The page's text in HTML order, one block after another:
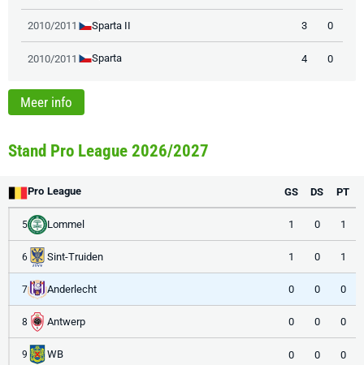
2010/2011 Sparta II 3 0
2010/2011 Sparta 4 0
Meer info
Stand Pro League 2026/2027
Pro League GS DS PT
5 Lommel 1 0 1
6 Sint-Truiden 1 0 1
7 Anderlecht 0 0 0
8 Antwerp 0 0 0
9 WB 0 0 0